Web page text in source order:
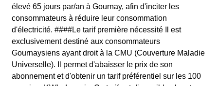
élevé 65 jours par/an à Gournay, afin d'inciter les
consommateurs à réduire leur consommation
d'électricité. ####Le tarif première nécessité Il est
exclusivement destiné aux consommateurs
Gournaysiens ayant droit à la CMU (Couverture Maladie
Universelle). Il permet d'abaisser le prix de son
abonnement et d'obtenir un tarif préférentiel sur les 100